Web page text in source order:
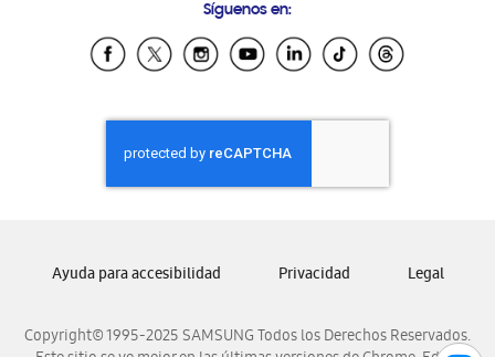
Samsung Ecuador
Samsung El Salvador
Samsung Honduras
Samsung Nicaragua
Samsung Panamá
Samsung Venezuela
Síguenos en:
Copyright© 1995-2025 SAMSUNG Todos los Derechos Reservados.
Ayuda para accesibilidad Privacidad Legal